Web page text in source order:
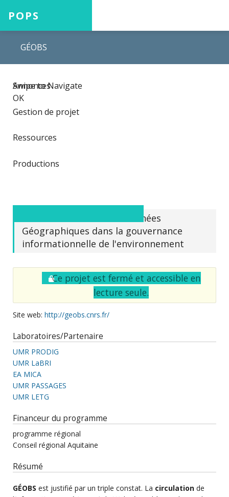
POPS
Accueil
Projets
Aide
GÉOBS
Swipe to Navigate
OK
Annonces
Gestion de projet
Ressources
Productions
Les Infrastructures de Données
Géographiques dans la gouvernance
informationnelle de l'environnement
Ce projet est fermé et accessible en
lecture seule.
Site web: http://geobs.cnrs.fr/
Laboratoires/Partenaire
UMR PRODIG
UMR LaBRI
EA MICA
UMR PASSAGES
UMR LETG
Financeur du programme
programme régional
Conseil régional Aquitaine
Résumé
GÉOBS est justifié par un triple constat. La circulation de